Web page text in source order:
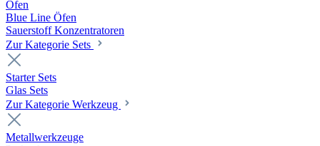
Öfen
Blue Line Öfen
Sauerstoff Konzentratoren
Zur Kategorie Sets
Starter Sets
Glas Sets
Zur Kategorie Werkzeug
Metallwerkzeuge